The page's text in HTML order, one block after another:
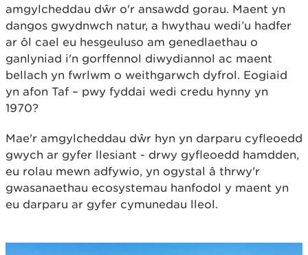
amgylcheddau dŵr o'r ansawdd gorau. Maent yn
dangos gwydnwch natur, a hwythau wedi’u hadfer
ar ôl cael eu hesgeuluso am genedlaethau o
ganlyniad i'n gorffennol diwydiannol ac maent
bellach yn fwrlwm o weithgarwch dyfrol. Eogiaid
yn afon Taf – pwy fyddai wedi credu hynny yn
1970?
Mae'r amgylcheddau dŵr hyn yn darparu cyfleoedd
gwych ar gyfer llesiant - drwy gyfleoedd hamdden,
eu rolau mewn adfywio, yn ogystal â thrwy'r
gwasanaethau ecosystemau hanfodol y maent yn
eu darparu ar gyfer cymunedau lleol.